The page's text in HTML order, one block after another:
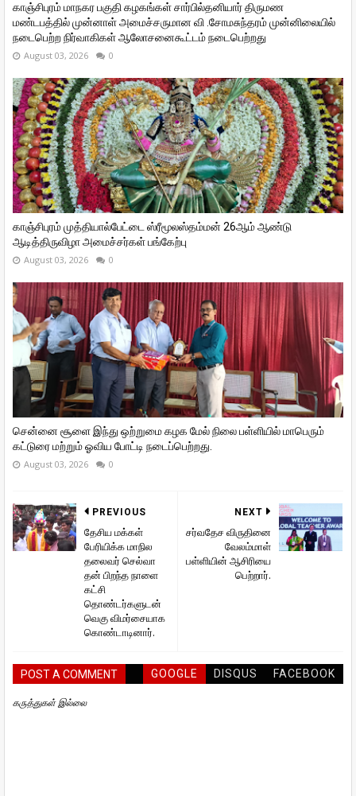
காஞ்சிபுரம் மாநகர பகுதி கழகங்கள் சார்பில்தனியார் திருமண
மண்டபத்தில் முன்னாள் அமைச்சருமான வி ‌.சோமசுந்தரம் முன்னிலையில்
நடைபெற்ற நிர்வாகிகள் ஆலோசனைகூட்டம் நடைபெற்றது
August 03, 2026 0
காஞ்சிபுரம் முத்தியால்பேட்டை ஸ்ரீமூலஸ்தம்மன் 26ஆம் ஆண்டு
ஆடித்திருவிழா அமைச்சர்கள் பங்கேற்பு
August 03, 2026 0
சென்னை சூளை இந்து ஒற்றுமை கழக மேல் நிலை பள்ளியில் மாபெரும்
கட்டுரை மற்றும் ஓவிய போட்டி நடைப்பெற்றது.
August 03, 2026 0
NEXT
சர்வதேச விருதினை
வேலம்மாள்
பள்ளியின் ஆசிரியை
பெற்றார்.
PREVIOUS
தேசிய மக்கள்
பேரியிக்க மாநில
தலைவர் செல்வா
தன் பிறந்த நாளை
கட்சி
தொண்டர்களுடன்
வெகு விமர்சையாக
கொண்டாடினார்.
POST A COMMENT GOOGLE DISQUS FACEBOOK
கருத்துகள் இல்லை